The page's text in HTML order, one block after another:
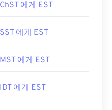
ChST 에게 EST
SST 에게 EST
MST 에게 EST
IDT 에게 EST